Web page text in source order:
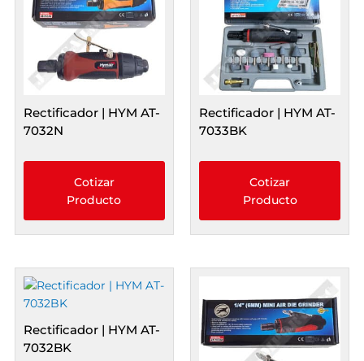
Rectificador | HYM AT-
7032N
Cotizar
Producto
Rectificador | HYM AT-
7033BK
Cotizar
Producto
Rectificador | HYM AT-
7032BK